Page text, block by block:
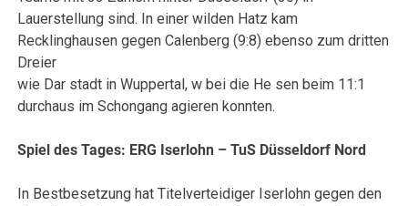
Lauerstellung sind. In einer wilden Hatz kam
Recklinghausen gegen Calenberg (9:8) ebenso zum dritten
Dreier
wie Dar stadt in Wuppertal, w bei die He sen beim 11:1
durchaus im Schongang agieren konnten.
Spiel des Tages: ERG Iserlohn – TuS Düsseldorf Nord
In Bestbesetzung hat Titelverteidiger Iserlohn gegen den